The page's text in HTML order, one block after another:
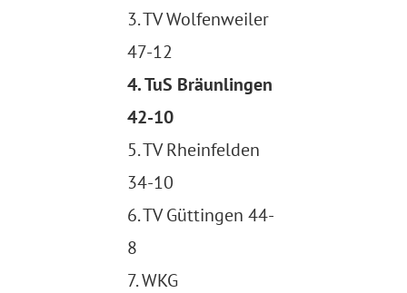
3. TV Wolfenweiler
47-12
4. TuS Bräunlingen
42-10
5. TV Rheinfelden
34-10
6. TV Güttingen 44-
8
7. WKG